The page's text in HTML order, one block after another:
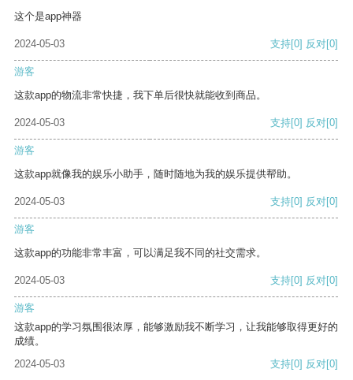
这个是app神器
2024-05-03 支持[0] 反对[0]
游客
这款app的物流非常快捷，我下单后很快就能收到商品。
2024-05-03 支持[0] 反对[0]
游客
这款app就像我的娱乐小助手，随时随地为我的娱乐提供帮助。
2024-05-03 支持[0] 反对[0]
游客
这款app的功能非常丰富，可以满足我不同的社交需求。
2024-05-03 支持[0] 反对[0]
游客
这款app的学习氛围很浓厚，能够激励我不断学习，让我能够取得更好的
成绩。
2024-05-03
支持[0] 反对[0]